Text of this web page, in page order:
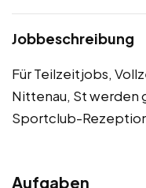
Jobbeschreibung
Für Teilzeitjobs,
Nittenau, St werden
Sportclub-
Aufgaben